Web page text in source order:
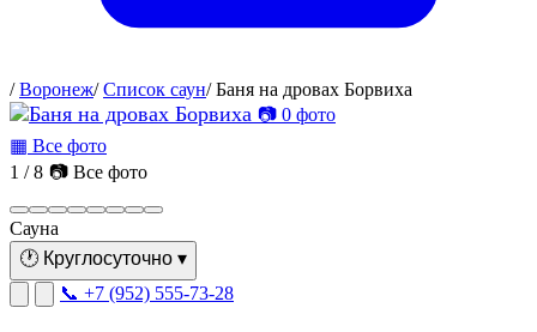
/ Воронеж/ Список саун/ Баня на дровах Борвиха
📷 0 фото
▦ Все фото
1 / 8 📷 Все фото
Сауна
🕐 Круглосуточно ▾
📞 +7 (952) 555-73-28